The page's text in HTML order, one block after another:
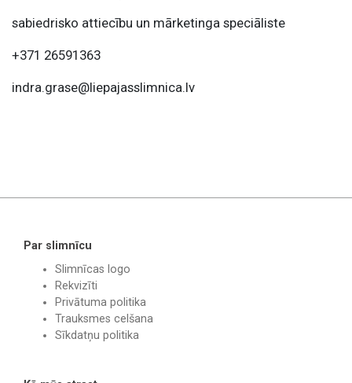
sabiedrisko attiecību un mārketinga speciāliste
+371 26591363
indra.grase@liepajasslimnica.lv
Par slimnīcu
Slimnīcas logo
Rekvizīti
Privātuma politika
Trauksmes celšana
Sīkdatņu politika